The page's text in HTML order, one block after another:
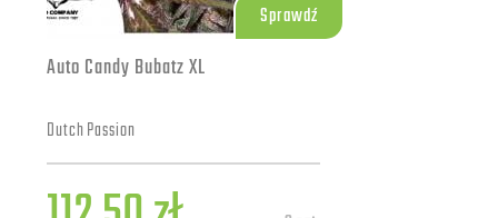
Sprawdź
Auto Candy Bubatz XL
Dutch Passion